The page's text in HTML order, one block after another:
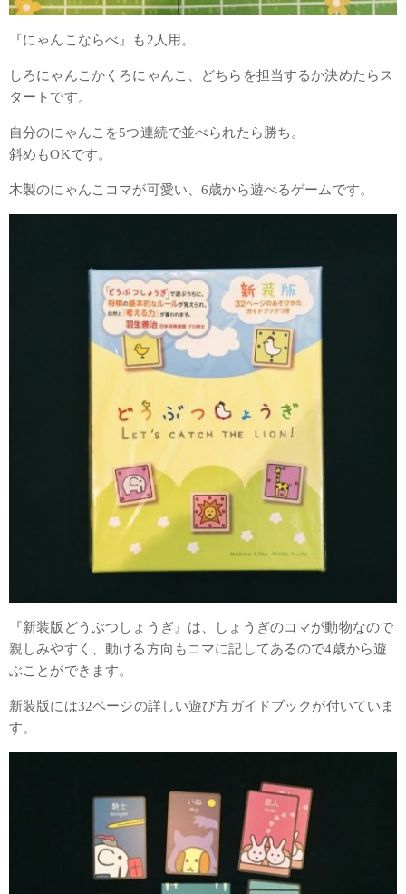
『にゃんこならべ』も2人用。
しろにゃんこかくろにゃんこ、どちらを担当するか決めたらス
タートです。
自分のにゃんこを5つ連続で並べられたら勝ち。
斜めもOKです。
木製のにゃんこコマが可愛い、6歳から遊べるゲームです。
『新装版どうぶつしょうぎ』は、しょうぎのコマが動物なので
親しみやすく、動ける方向もコマに記してあるので4歳から遊
ぶことができます。
新装版には32ページの詳しい遊び方ガイドブックが付いていま
す。